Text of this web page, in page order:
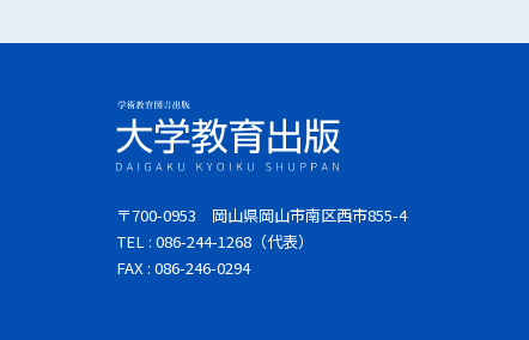
〒700-0953 岡山県岡山市南区西市855-4
TEL : 086-244-1268（代表）
FAX : 086-246-0294